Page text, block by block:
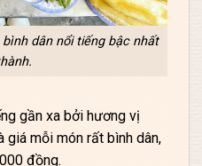
dân nổi tiếng bậc nhất
gần xa bởi hương vị
giá mỗi món rất bình dân,
đồng.